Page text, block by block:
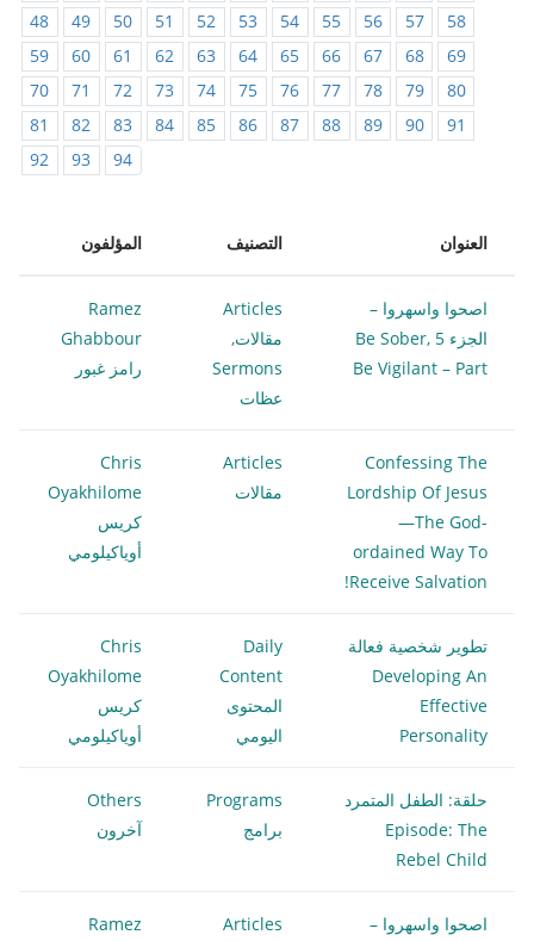
48
49 50 51 52 53 54 55 56 57
58
59
60 61 62 63 64 65 66 67 68
69
70
71 72 73 74 75 76 77 78 79
80
81
82 83 84 85 86 87 88 89 90
91
92
93 94
العنوان التصنيف المؤلفون
اصحوا واسهروا –
الجزء 5 Be Sober,
Be Vigilant – Part
Articles
مقالات,
Sermons
عظات
Ramez
Ghabbour
رامز غبور
Confessing The
Lordship Of Jesus
—The God-
ordained Way To
Receive Salvation!
Articles
مقالات
Chris
Oyakhilome
كريس
أوياكيلومي
تطوير شخصية فعالة
Developing An
Effective
Personality
Daily
Content
المحتوى
اليومي
Chris
Oyakhilome
كريس
أوياكيلومي
حلقة: الطفل المتمرد
Episode: The
Rebel Child
Programs
برامج
Others
آخرون
اصحوا واسهروا –
Articles
Ramez